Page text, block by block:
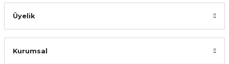
Üyelik
Kurumsal